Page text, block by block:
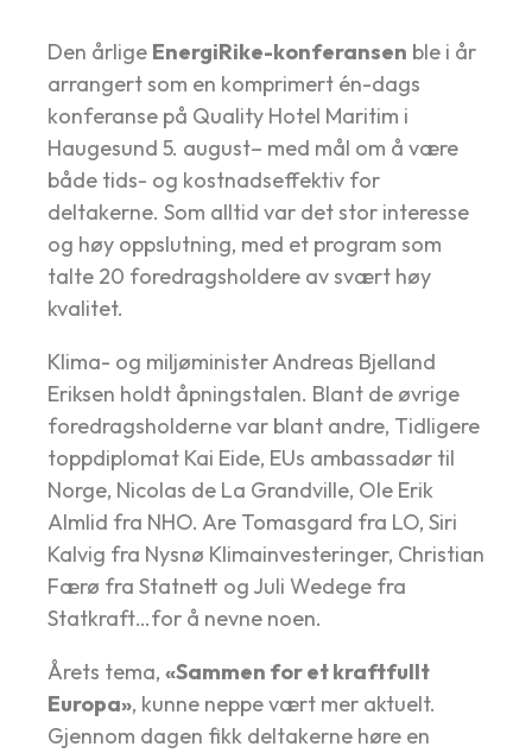
Den årlige EnergiRike-konferansen ble i år
arrangert som en komprimert én-dags
konferanse på Quality Hotel Maritim i
Haugesund 5. august– med mål om å være
både tids- og kostnadseffektiv for
deltakerne. Som alltid var det stor interesse
og høy oppslutning, med et program som
talte 20 foredragsholdere av svært høy
kvalitet.
Klima- og miljøminister Andreas Bjelland
Eriksen holdt åpningstalen. Blant de øvrige
foredragsholderne var blant andre, Tidligere
toppdiplomat Kai Eide, EUs ambassadør til
Norge, Nicolas de La Grandville, Ole Erik
Almlid fra NHO. Are Tomasgard fra LO, Siri
Kalvig fra Nysnø Klimainvesteringer, Christian
Færø fra Statnett og Juli Wedege fra
Statkraft…for å nevne noen.
Årets tema, «Sammen for et kraftfullt
Europa», kunne neppe vært mer aktuelt.
Gjennom dagen fikk deltakerne høre en